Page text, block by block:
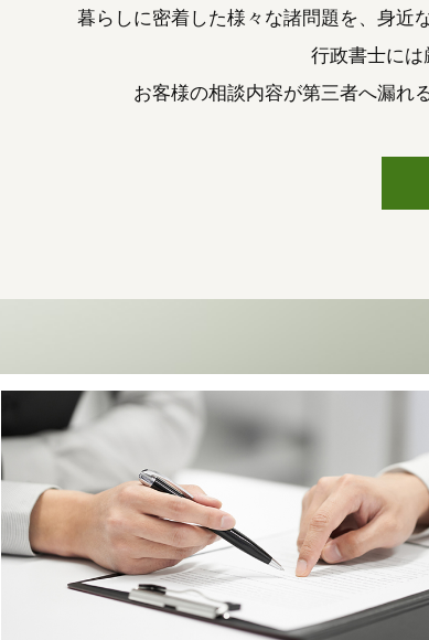
暮らしに密着した様々な諸問題を、身近
行政書士には
お客様の相談内容が第三者へ漏れ